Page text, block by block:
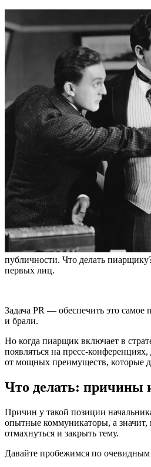
публичности. Что делать
первых лиц.
Задача PR — обеспечить это самое
и брали.
Но когда пиарщик включает в
появляться на пресс-
от мощных преимуществ, которые
Что делать: причины
Причин у такой позиции
опытные коммуникаторы, а значит,
отмахнуться и закрыть тему.
Давайте пробежимся по очевидным